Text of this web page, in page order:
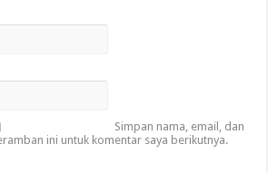
Simpan nama, email, dan
ini untuk komentar saya berikutnya.